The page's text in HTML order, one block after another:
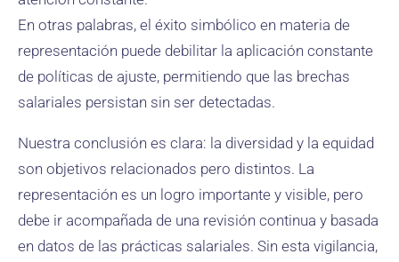
En otras palabras, el éxito simbólico en materia de
representación puede debilitar la aplicación constante
de políticas de ajuste, permitiendo que las brechas
salariales persistan sin ser detectadas.
Nuestra conclusión es clara: la diversidad y la equidad
son objetivos relacionados pero distintos. La
representación es un logro importante y visible, pero
debe ir acompañada de una revisión continua y basada
en datos de las prácticas salariales. Sin esta vigilancia,